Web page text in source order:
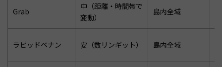
Grab
中（距離・時間帯で
変動）
島内全域
ラピッドペナン 安（数リンギット） 島内全域